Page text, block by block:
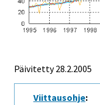
Päivitetty28.2.2005
Viittausohje: